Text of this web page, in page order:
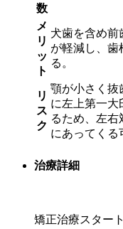
数
メ
リ
ッ
ト
犬歯を含め前
が軽減し、歯
る。
リ
ス
ク
顎が小さく抜
に左上第一大
るため、左右
にあってくる
治療詳細
矯正治療スター